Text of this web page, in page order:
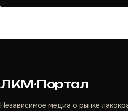
ЛКМ·Портал
Независимое медиа о рынке